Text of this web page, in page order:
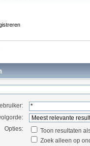
Opties:
Toon resultaten
Zoek alleen op